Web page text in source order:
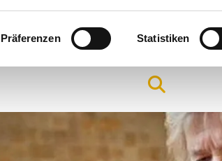
Präferenzen Statistiken
Arbeitsfelder & Angebote Hilfe &